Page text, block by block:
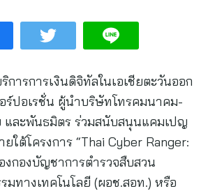
ารการเงินดิจิทัลในเอเชียตะวันออก
ร์ปอเรชั่น ผู้นำบริษัทโทรคมนาคม-
และพันธมิตร ร่วมสนับสนุนแคมเปญ
ยใต้โครงการ “Thai Cyber Ranger:
งกองบัญชาการตำรวจสืบสวน
ทางเทคโนโลยี (ผอช.สอท.) หรือ